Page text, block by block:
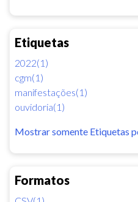
Etiquetas
2022(1)
cgm(1)
manifestações(1)
ouvidoria(1)
Mostrar somente Etiquetas
Formatos